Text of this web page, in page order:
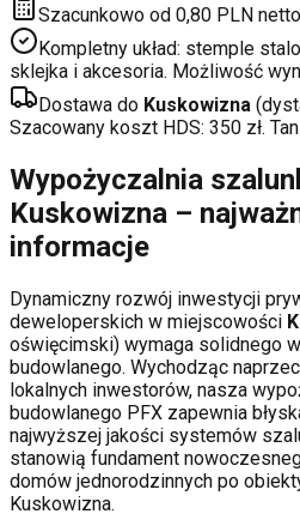
Szacunkowo od 0,80 PLN
Kompletny układ: stemple
sklejka i akcesoria. Możliwość
Dostawa do Kuskowizna
Szacowany koszt HDS: 350 zł.
Wypożyczalnia
Kuskowizna –
informacje
Dynamiczny rozwój inwestycji
deweloperskich w miejscowości
oświęcimski) wymaga solidnego
budowlanego. Wychodząc
lokalnych inwestorów, nasza
budowlanego PFX zapewnia
najwyższej jakości systemów
stanowią fundament
domów jednorodzinnych po
Kuskowizna.